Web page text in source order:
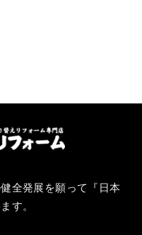
全発展を願って『 日本
す。